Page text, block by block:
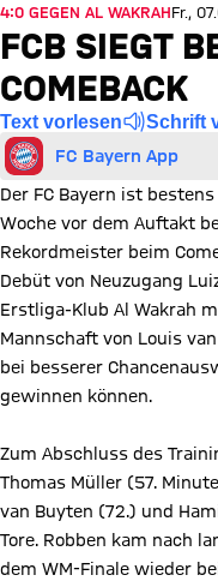
4:0 GEGEN AL WAKRAHFr.,
FCB SIEGT
COMEBACK
Text vorlesen Schrift
FC Bayern App
Der FC Bayern ist
Woche vor dem Auftakt
Rekordmeister beim
Debüt von Neuzugang
Erstliga-Klub Al Wakrah
Mannschaft von Louis
bei besserer
gewinnen können.
Zum Abschluss des
Thomas Müller (57.
van Buyten (72.) und
Tore. Robben kam nach
dem WM-Finale wieder